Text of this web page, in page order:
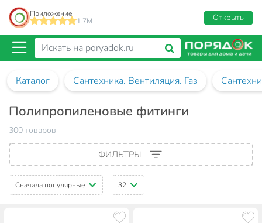
Приложение
1.7M
Открыть
Каталог Сантехника. Вентиляция. Газ
Полипропиленовые фитинги
300 товаров
ФИЛЬТРЫ
Сначала популярные 32